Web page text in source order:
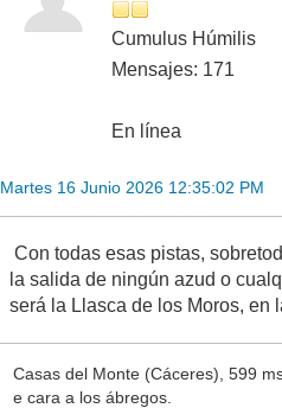
Cumulus Húmilis
Mensajes: 171
En línea
Martes 16 Junio 2026 12:35:02 PM
Con todas esas pistas,
la salida de ningún azud o
será la Llasca de los Moros, en
Casas del Monte (Cáceres), 599
e cara a los ábregos.